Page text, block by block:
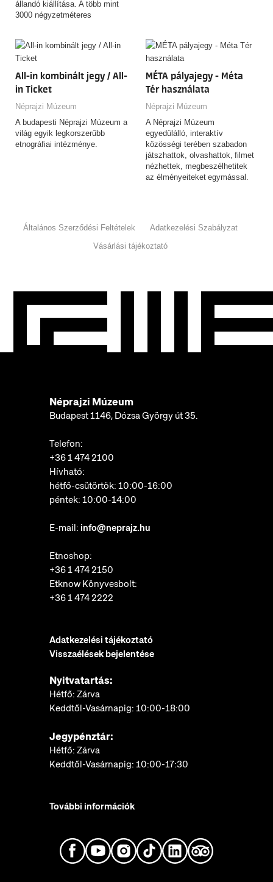
állandó kiállítása. A több mint
3000 négyzetméteres
egységben csaknem 3600
műtárggyal találkozhatnak a
látogatók.
All-in kombinált jegy / All-
in Ticket
Néprajzi Múzeum
A budapesti Néprajzi Múzeum a
világ egyik legkorszerűbb
etnográfiai intézménye.
MÉTA pályajegy - Méta
Tér használata
Néprajzi Múzeum
A Néprajzi Múzeum
egyedülálló, interaktív
közösségi terében szabadon
játszhattok, olvashattok, filmet
nézhettek, megbeszélhetitek
az élményeiteket egymással.
Általános Szerződési Feltételek
Adatkezelési Szabályzat
Vásárlási tájékoztató
Néprajzi Múzeum
Budapest 1146, Dózsa György út 35.
Telefon:
+36 1 474 2100
Hívható:
hétfő-csütörtök: 10:00-16:00
péntek: 10:00-14:00
E-mail: info@neprajz.hu
Etnoshop:
+36 1 474 2150
Etknow Könyvesbolt:
+36 1 474 2222
Adatkezelési tájékoztató
Visszaélések bejelentése
Nyitvatartás:
Hétfő: Zárva
Keddtől-Vasárnapig: 10:00-18:00
Jegypénztár:
Hétfő: Zárva
Keddtől-Vasárnapig: 10:00-17:30
További információk